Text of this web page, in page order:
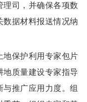
司， 并确保各项数
数据材料报送情况纳
地保护利用专家包片
地质量建设专家指导
与推广应用力度。组